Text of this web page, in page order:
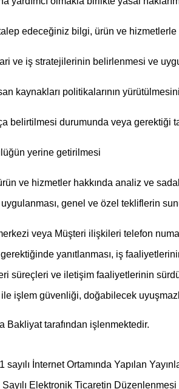
edeceğiniz bilgi, ürün ve
ve iş stratejilerinin belirlenmesi ve
kaynakları politikalarının
belirtilmesi durumunda veya gerektiği
yerine getirilmesi
ürün ve hizmetler hakkında analiz ve
genel ve özel tekliflerin
veya Müşteri ilişkileri telefon
yanıtlanması, iş
süreçleri ve iletişim faaliyetlerinin
işlem güvenliği, doğabilecek
Bakliyat tarafından işlenmektedir.
sayılı İnternet Ortamında Yapılan
Elektronik Ticaretin